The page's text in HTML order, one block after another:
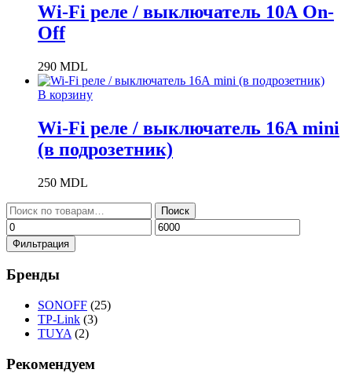
Wi-Fi реле / выключатель 10А On-
Off
290 MDL
В корзину
Wi-Fi реле / выключатель 16А mini
(в подрозетник)
250 MDL
Искать:
Поиск
Минимальная
цена
Максимальная
цена
Фильтрация
Бренды
SONOFF (25)
TP-Link (3)
TUYA (2)
Рекомендуем